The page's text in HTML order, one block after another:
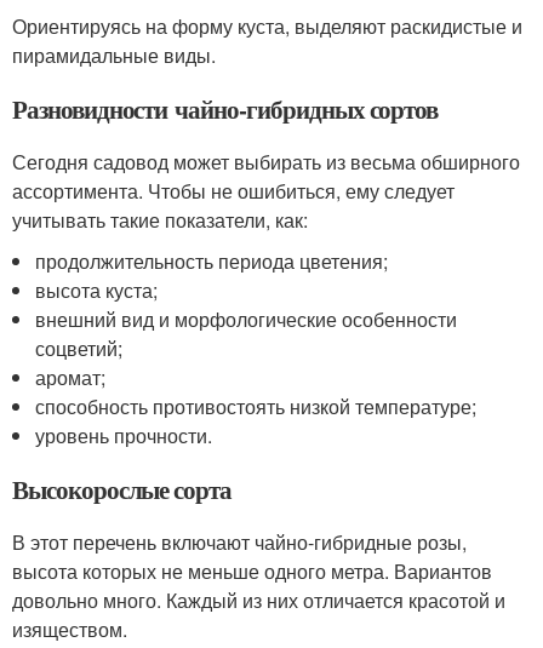
Ориентируясь на форму куста, выделяют раскидистые и
пирамидальные виды.
Разновидности чайно-гибридных сортов
Сегодня садовод может выбирать из весьма обширного
ассортимента. Чтобы не ошибиться, ему следует
учитывать такие показатели, как:
продолжительность периода цветения;
высота куста;
внешний вид и морфологические особенности
соцветий;
аромат;
способность противостоять низкой температуре;
уровень прочности.
Высокорослые сорта
В этот перечень включают чайно-гибридные розы,
высота которых не меньше одного метра. Вариантов
довольно много. Каждый из них отличается красотой и
изяществом.